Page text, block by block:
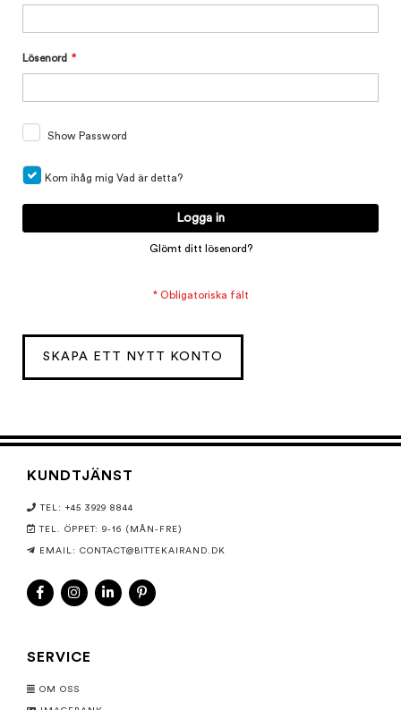
Lösenord
Show Password
Kom ihåg mig Vad är detta?
Logga in
Glömt ditt lösenord?
SKAPA ETT NYTT KONTO
KUNDTJÄNST
TEL: +45 3929 8844
TEL. ÖPPET: 9-16 (MÅN-FRE)
EMAIL: CONTACT@BITTEKAIRAND.DK
SERVICE
OM OSS